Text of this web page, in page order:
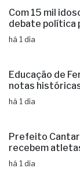
Com 15 mil
debate política
há 1 dia
Educação de
notas históricas
há 1 dia
Prefeito
recebem
há 1 dia